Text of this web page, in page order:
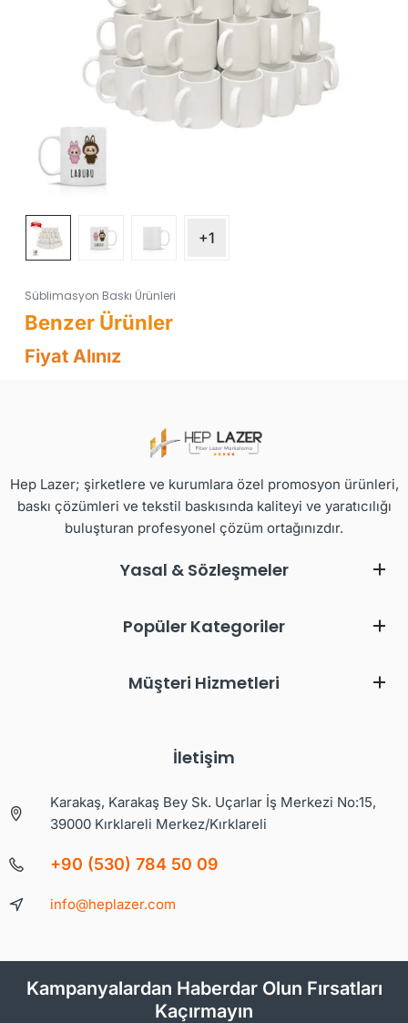
+1
Süblimasyon Baskı Ürünleri
Fiyat Alınız
Hep Lazer; şirketlere ve kurumlara özel promosyon ürünleri,
baskı çözümleri ve tekstil baskısında kaliteyi ve yaratıcılığı
buluşturan profesyonel çözüm ortağınızdır.
Yasal & Sözleşmeler
Popüler Kategoriler
Müşteri Hizmetleri
İletişim
Karakaş, Karakaş Bey Sk. Uçarlar İş Merkezi No:15,
39000 Kırklareli Merkez/Kırklareli
+90 (530) 784 50 09
info@heplazer.com
Kampanyalardan Haberdar Olun Fırsatları
Kaçırmayın